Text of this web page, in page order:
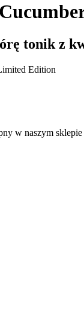
tonik z
Edition
w naszym sklepie